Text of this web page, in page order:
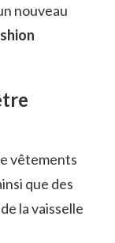
nouveau
vêtements
que des
la vaisselle